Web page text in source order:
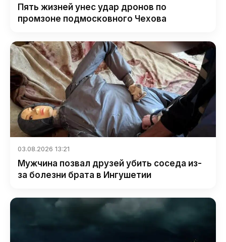
Пять жизней унес удар дронов по
промзоне подмосковного Чехова
03.08.2026 13:21
Мужчина позвал друзей убить соседа из-
за болезни брата в Ингушетии